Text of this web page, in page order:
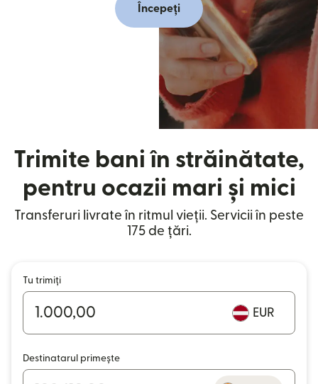
Începeți
Trimite bani în străinătate,
pentru ocazii mari și mici
Transferuri livrate în ritmul vieții. Servicii în peste
175 de țări.
Tu trimiți
EUR
Destinatarul primește